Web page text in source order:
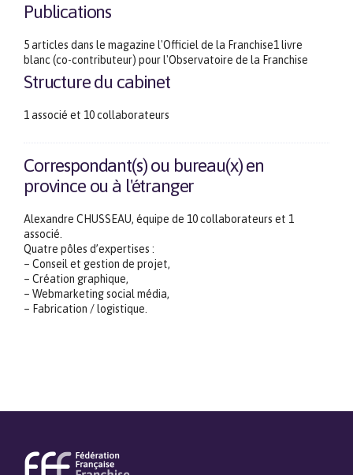
Publications
5 articles dans le magazine l'Officiel de la Franchise1 livre
blanc (co-contributeur) pour l'Observatoire de la Franchise
Structure du cabinet
1 associé et 10 collaborateurs
Correspondant(s) ou bureau(x) en
province ou à l'étranger
Alexandre CHUSSEAU, équipe de 10 collaborateurs et 1
associé.
Quatre pôles d’expertises :
– Conseil et gestion de projet,
– Création graphique,
– Webmarketing social média,
– Fabrication / logistique.